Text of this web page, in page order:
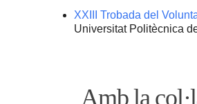
XXIII Trobada del
Universitat Politècnica
Amb la